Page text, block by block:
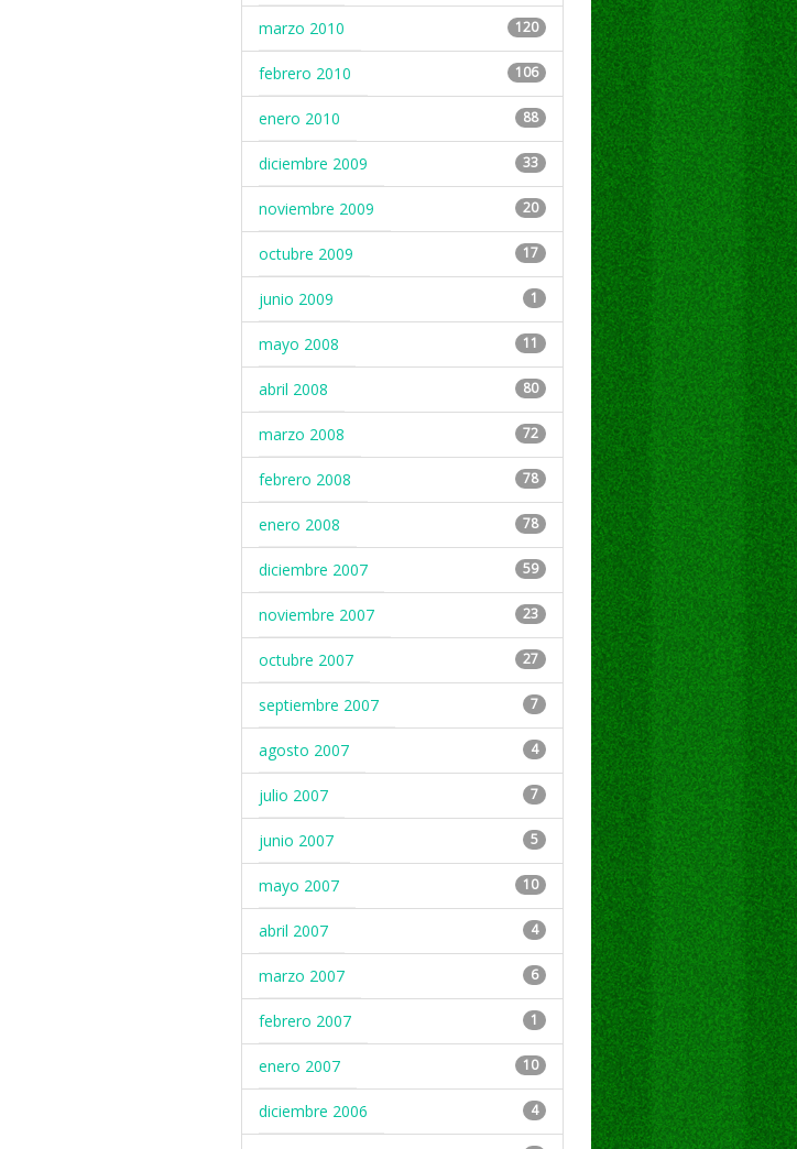
marzo 2010 120
febrero 2010 106
enero 2010 88
diciembre 2009 33
noviembre 2009 20
octubre 2009 17
junio 2009 1
mayo 2008 11
abril 2008 80
marzo 2008 72
febrero 2008 78
enero 2008 78
diciembre 2007 59
noviembre 2007 23
octubre 2007 27
septiembre 2007 7
agosto 2007 4
julio 2007 7
junio 2007 5
mayo 2007 10
abril 2007 4
marzo 2007 6
febrero 2007 1
enero 2007 10
diciembre 2006 4